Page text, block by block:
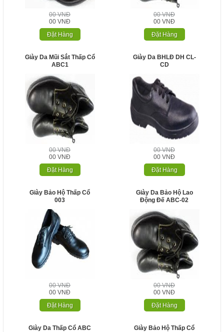
00 VNĐ
00 VNĐ
Đặt Hàng
00 VNĐ
00 VNĐ
Đặt Hàng
Giày Da Mũi Sắt Thấp Cổ
ABC1
00 VNĐ
00 VNĐ
Đặt Hàng
Giày Da BHLĐ DH CL-
CD
00 VNĐ
00 VNĐ
Đặt Hàng
Giày Bảo Hộ Thấp Cổ
003
00 VNĐ
00 VNĐ
Đặt Hàng
Giày Da Bảo Hộ Lao
Động Đế ABC-02
00 VNĐ
00 VNĐ
Đặt Hàng
Giày Da Thấp Cổ ABC Giày Bảo Hộ Thấp Cổ